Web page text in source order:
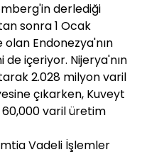
derlediği
sonra 1 Ocak
Endonezya'nın
de içeriyor. Nijerya'nın
2.028 milyon varil
çıkarken, Kuveyt
60,000 varil üretim
Vadeli İşlemler